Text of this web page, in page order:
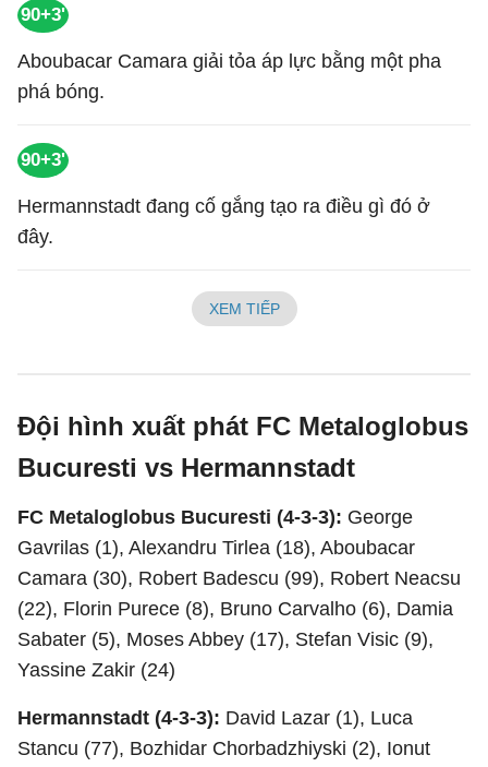
90+3'
Aboubacar Camara giải tỏa áp lực bằng một pha
phá bóng.
90+3'
Hermannstadt đang cố gắng tạo ra điều gì đó ở
đây.
XEM TIẾP
Đội hình xuất phát FC Metaloglobus
Bucuresti vs Hermannstadt
FC Metaloglobus Bucuresti (4-3-3): George
Gavrilas (1), Alexandru Tirlea (18), Aboubacar
Camara (30), Robert Badescu (99), Robert Neacsu
(22), Florin Purece (8), Bruno Carvalho (6), Damia
Sabater (5), Moses Abbey (17), Stefan Visic (9),
Yassine Zakir (24)
Hermannstadt (4-3-3): David Lazar (1), Luca
Stancu (77), Bozhidar Chorbadzhiyski (2), Ionut